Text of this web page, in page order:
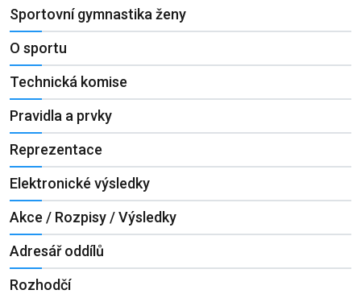
Sportovní gymnastika ženy
O sportu
Technická komise
Pravidla a prvky
Reprezentace
Elektronické výsledky
Akce / Rozpisy / Výsledky
Adresář oddílů
Rozhodčí